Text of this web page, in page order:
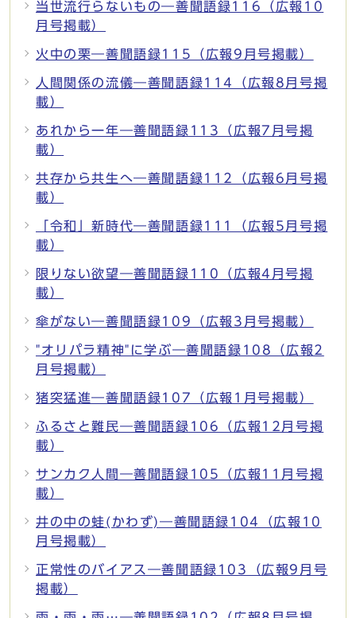
当世流行らないもの―善聞語録116（広報10
月号掲載）
火中の栗―善聞語録115（広報9月号掲載）
人間関係の流儀―善聞語録114（広報8月号掲
載）
あれから一年―善聞語録113（広報7月号掲
載）
共存から共生へ―善聞語録112（広報6月号掲
載）
「令和」新時代―善聞語録111（広報5月号掲
載）
限りない欲望―善聞語録110（広報4月号掲
載）
傘がない―善聞語録109（広報3月号掲載）
"オリパラ精神"に学ぶ―善聞語録108（広報2
月号掲載）
猪突猛進―善聞語録107（広報1月号掲載）
ふるさと難民―善聞語録106（広報12月号掲
載）
サンカク人間―善聞語録105（広報11月号掲
載）
井の中の蛙(かわず)―善聞語録104（広報10
月号掲載）
正常性のバイアス―善聞語録103（広報9月号
掲載）